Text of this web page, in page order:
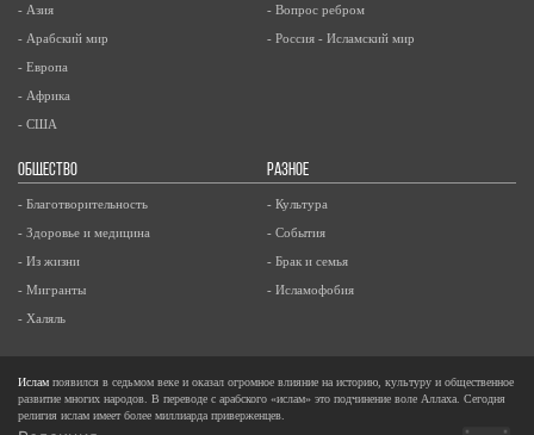
- Азия
- Арабский мир
- Европа
- Африка
- США
- Вопрос ребром
- Россия - Исламский мир
ОБЩЕСТВО
- Благотворительность
- Здоровье и медицина
- Из жизни
- Мигранты
- Халяль
РАЗНОЕ
- Культура
- События
- Брак и семья
- Исламофобия
Ислам появился в седьмом веке и оказал огромное влияние на историю, культуру и общественное
развитие многих народов. В переводе с арабского «ислам» это подчинение воле Аллаха. Сегодня
религия ислам имеет более миллиарда приверженцев.